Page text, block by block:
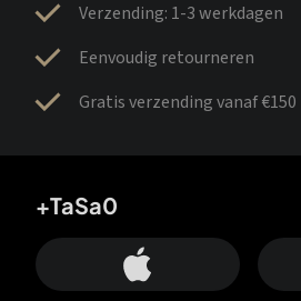
Verzending: 1-3 werkdagen
Eenvoudig retourneren
Gratis verzending vanaf €150
+TaSa0